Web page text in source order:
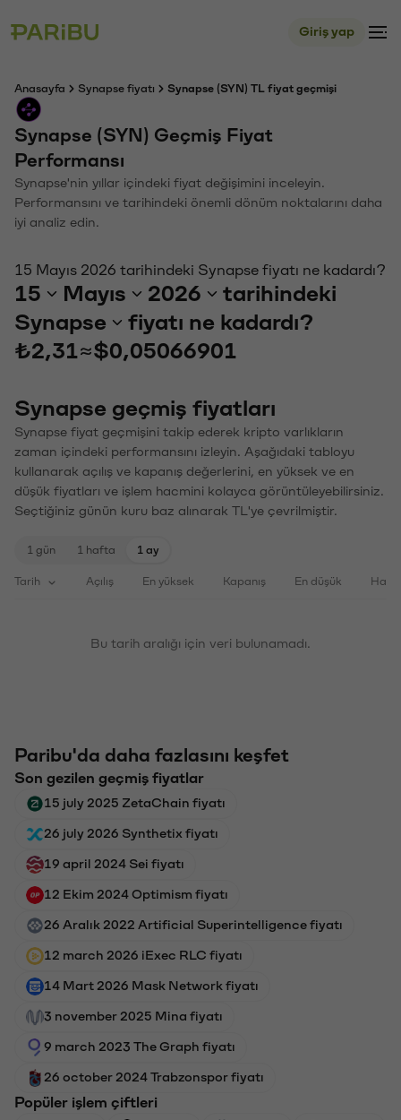
Giriş yap
Anasayfa Synapse fiyatı Synapse (SYN) TL fiyat geçmişi
Synapse (SYN) Geçmiş Fiyat
Performansı
Synapse'nin yıllar içindeki fiyat değişimini inceleyin.
Performansını ve tarihindeki önemli dönüm noktalarını daha
iyi analiz edin.
15 Mayıs 2026 tarihindeki Synapse fiyatı ne kadardı?
15 Mayıs 2026
tarihindeki
Synapse
fiyatı ne kadardı?
₺2,31≈$0,05066901
Synapse geçmiş fiyatları
Synapse fiyat geçmişini takip ederek kripto varlıkların
zaman içindeki performansını izleyin. Aşağıdaki tabloyu
kullanarak açılış ve kapanış değerlerini, en yüksek ve en
düşük fiyatları ve işlem hacmini kolayca görüntüleyebilirsiniz.
Seçtiğiniz günün kuru baz alınarak TL'ye çevrilmiştir.
1 gün 1 hafta 1 ay
Tarih Açılış En yüksek Kapanış En düşük
Bu tarih aralığı için veri bulunamadı.
Paribu'da daha fazlasını keşfet
Son gezilen geçmiş fiyatlar
15 july 2025 ZetaChain fiyatı
26 july 2026 Synthetix fiyatı
19 april 2024 Sei fiyatı
12 Ekim 2024 Optimism fiyatı
26 Aralık 2022 Artificial Superintelligence fiyatı
12 march 2026 iExec RLC fiyatı
14 Mart 2026 Mask Network fiyatı
3 november 2025 Mina fiyatı
9 march 2023 The Graph fiyatı
26 october 2024 Trabzonspor fiyatı
Popüler işlem çiftleri